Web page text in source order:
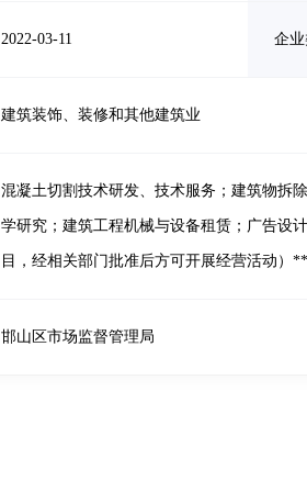
2022-03-11 企
建筑装饰、装修和其他建筑业
混凝土切割技术研发、技术服务；建筑物拆
学研究；建筑工程机械与设备租赁；广告设
目，经相关部门批准后方可开展经营活动）**
邯山区市场监督管理局